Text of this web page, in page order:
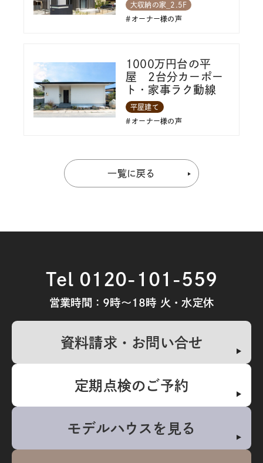
大収納の家_2.5F
オーナー様の声
1000万円台の平
屋 2台分カーポー
ト・家事ラク動線
平屋建て
オーナー様の声
一覧に戻る
Tel 0120-101-559
営業時間：9時～18時 火・水定休
資料請求・お問い合せ
定期点検のご予約
モデルハウスを見る